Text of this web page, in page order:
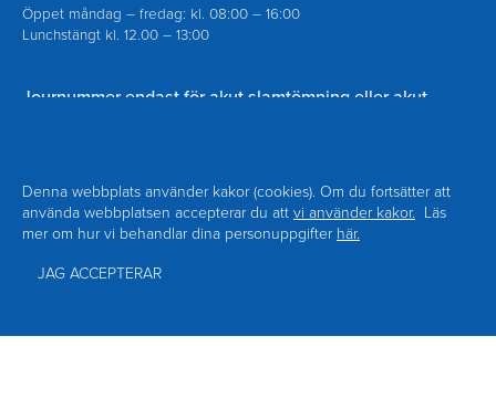
Denna webbplats använder kakor (cookies). Om du fortsätter att
använda webbplatsen accepterar du att vi använder kakor. Läs
mer om hur vi behandlar dina personuppgifter här.
JAG ACCEPTERAR
Öppet måndag – fredag: kl. 08:00 – 16:00
Lunchstängt kl. 12.00 – 13:00
Journummer endast för akut slamtömning eller akut
Sidfot
Kontakt
Nyheter